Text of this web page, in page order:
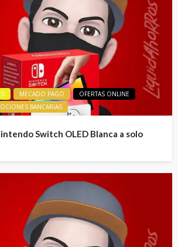
MECADO PAGO
OFERTAS ONLINE
BANCARIAS
Switch OLED Blanca a solo